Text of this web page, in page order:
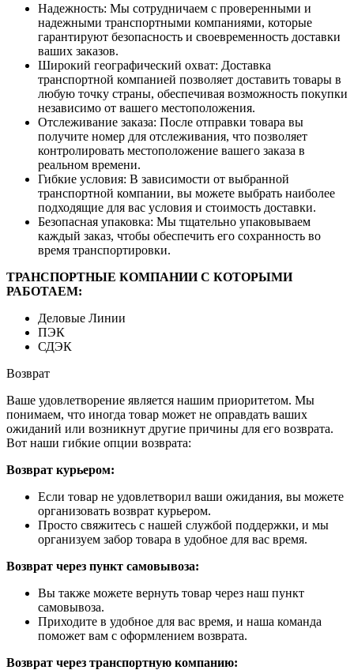
Надежность: Мы сотрудничаем с проверенными и
надежными транспортными компаниями, которые
гарантируют безопасность и своевременность доставки
ваших заказов.
Широкий географический охват: Доставка
транспортной компанией позволяет доставить товары в
любую точку страны, обеспечивая возможность покупки
независимо от вашего местоположения.
Отслеживание заказа: После отправки товара вы
получите номер для отслеживания, что позволяет
контролировать местоположение вашего заказа в
реальном времени.
Гибкие условия: В зависимости от выбранной
транспортной компании, вы можете выбрать наиболее
подходящие для вас условия и стоимость доставки.
Безопасная упаковка: Мы тщательно упаковываем
каждый заказ, чтобы обеспечить его сохранность во
время транспортировки.
ТРАНСПОРТНЫЕ КОМПАНИИ С КОТОРЫМИ
РАБОТАЕМ:
Деловые Линии
ПЭК
СДЭК
Возврат
Ваше удовлетворение является нашим приоритетом. Мы
понимаем, что иногда товар может не оправдать ваших
ожиданий или возникнут другие причины для его возврата.
Вот наши гибкие опции возврата:
Возврат курьером:
Если товар не удовлетворил ваши ожидания, вы можете
организовать возврат курьером.
Просто свяжитесь с нашей службой поддержки, и мы
организуем забор товара в удобное для вас время.
Возврат через пункт самовывоза:
Вы также можете вернуть товар через наш пункт
самовывоза.
Приходите в удобное для вас время, и наша команда
поможет вам с оформлением возврата.
Возврат через транспортную компанию: